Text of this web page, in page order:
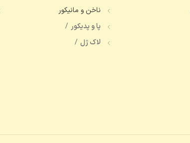
ناخن و مانیکور
پا و پدیکور
لاک ژل